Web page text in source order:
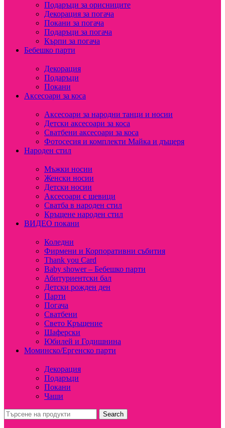
Подаръци за орисниците
Декорация за погача
Покани за погача
Подаръци за погача
Кърпи за погача
Бебешко парти
Декорация
Подаръци
Покани
Аксесоари за коса
Аксесоари за народни танци и носии
Детски аксесоари за коса
Сватбени аксесоари за коса
Фотосесия и комплекти Майка и дъщеря
Народен стил
Мъжки носии
Женски носии
Детски носии
Аксесоари с шевици
Сватба в народен стил
Кръщене народен стил
ВИДЕО покани
Коледни
Фирмени и Корпоративни събития
Thank you Card
Baby shower – Бебешко парти
Абитуриентски бал
Детски рожден ден
Парти
Погача
Сватбени
Свето Кръщение
Шаферски
Юбилей и Годишнина
Моминско/Ергенско парти
Декорация
Подаръци
Покани
Чаши
Search